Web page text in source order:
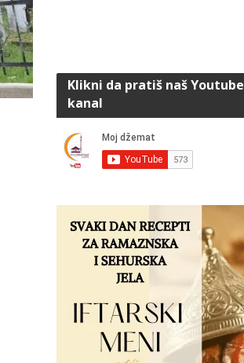
Klikni da pratiš naš Youtube
kanal